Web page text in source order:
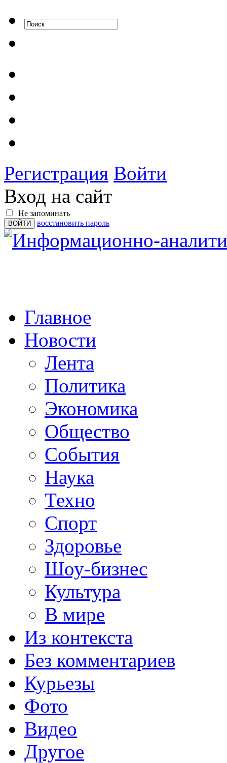
Регистрация Войти
Вход на сайт
Не запоминать
восстановить пароль
Главное
Новости
Лента
Политика
Экономика
Общество
События
Наука
Техно
Спорт
Здоровье
Шоу-бизнес
Культура
В мире
Из контекста
Без комментариев
Курьезы
Фото
Видео
Другое